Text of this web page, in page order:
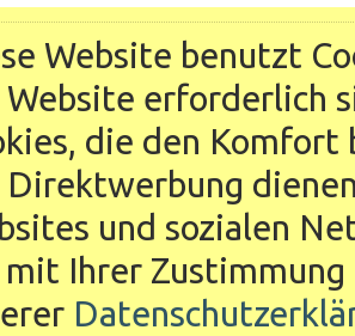
Website benutzt
Website erforderlich
die den
Direktwerbung
und sozialen
mit Ihrer